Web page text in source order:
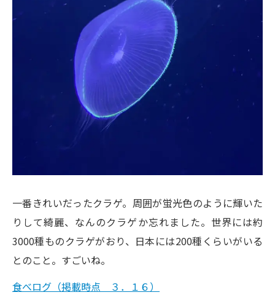
一番きれいだったクラゲ。周囲が蛍光色のように輝いた
りして綺麗、なんのクラゲか忘れました。世界には約
3000種ものクラゲがおり、日本には200種くらいがいる
とのこと。すごいね。
食べログ（掲載時点 ３．１６）